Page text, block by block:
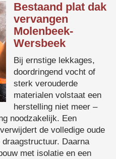
Bestaand plat dak
vervangen
Molenbeek-
Wersbeek
Bij ernstige lekkages,
doordringend vocht of
sterk verouderde
materialen volstaat een
herstelling niet meer –
noodzakelijk. Een
de volledige oude
Daarna
met isolatie en een